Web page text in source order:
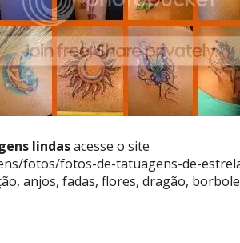
lindasacesse o site
fotos/fotos-de-tatuagens-de-
anjos, fadas, flores, dragão,